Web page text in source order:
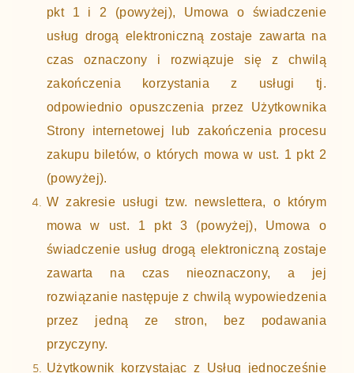
pkt 1 i 2 (powyżej), Umowa o świadczenie
usług drogą elektroniczną zostaje zawarta na
czas oznaczony i rozwiązuje się z chwilą
zakończenia korzystania z usługi tj.
odpowiednio opuszczenia przez Użytkownika
Strony internetowej lub zakończenia procesu
zakupu biletów, o których mowa w ust. 1 pkt 2
(powyżej).
W zakresie usługi tzw. newslettera, o którym
mowa w ust. 1 pkt 3 (powyżej), Umowa o
świadczenie usług drogą elektroniczną zostaje
zawarta na czas nieoznaczony, a jej
rozwiązanie następuje z chwilą wypowiedzenia
przez jedną ze stron, bez podawania
przyczyny.
Użytkownik korzystając z Usług jednocześnie